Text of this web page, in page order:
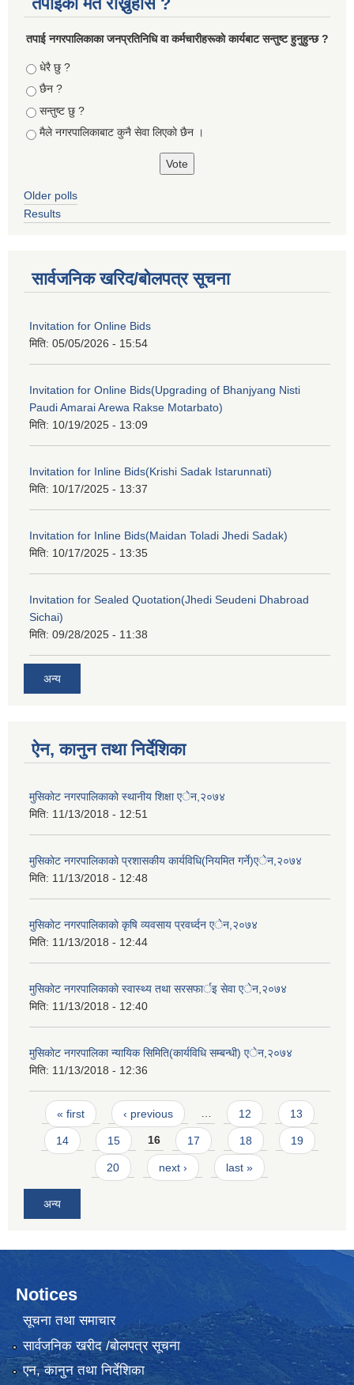
तपा‌ई नगरपालिकाका जनप्रतिनिधि वा कर्मचारीहरूकाे कार्यबाट सन्तुष्ट हुनुहुन्छ ?
Choices
धेरै छु ?
छैन ?
सन्तुष्ट छु ?
मैले नगरपालिकाबाट कुनै सेवा लिएकाे छैन ।
Older polls
Results
सार्वजनिक खरिद/बोलपत्र सूचना
Invitation for Online Bids
मिति: 05/05/2026 - 15:54
Invitation for Online Bids(Upgrading of Bhanjyang Nisti
Paudi Amarai Arewa Rakse Motarbato)
मिति: 10/19/2025 - 13:09
Invitation for Inline Bids(Krishi Sadak Istarunnati)
मिति: 10/17/2025 - 13:37
Invitation for Inline Bids(Maidan Toladi Jhedi Sadak)
मिति: 10/17/2025 - 13:35
Invitation for Sealed Quotation(Jhedi Seudeni Dhabroad
Sichai)
मिति: 09/28/2025 - 11:38
अन्य
ऐन, कानुन तथा निर्देशिका
मुसिकाेट नगरपालिकाकाे स्थानीय शिक्षा एेन,२०७४
मिति: 11/13/2018 - 12:51
मुसिकाेट नगरपालिकाकाे प्रशासकीय कार्यविधि(नियमित गर्ने)एेन,२०७४
मिति: 11/13/2018 - 12:48
मुसिकाेट नगरपालिकाकाे कृषि व्यवसाय प्रवर्ध्दन एेन,२०७४
मिति: 11/13/2018 - 12:44
मुसिकाेट नगरपालिकाकाे स्वास्थ्य तथा सरसफार्इ सेवा एेन,२०७४
मिति: 11/13/2018 - 12:40
मुसिकाेट नगरपालिका न्यायिक सिमिति(कार्यविधि सम्बन्धी) एेन,२०७४
मिति: 11/13/2018 - 12:36
Pages
« first ‹ previous … 12 13
14 15 16 17 18 19
20 next › last »
अन्य
Notices
सूचना तथा समाचार
सार्वजनिक खरीद /बोलपत्र सूचना
एन, कानुन तथा निर्देशिका